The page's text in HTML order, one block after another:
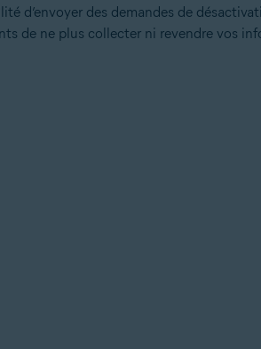
d’envoyer des demandes de
de ne plus collecter ni revendre vos